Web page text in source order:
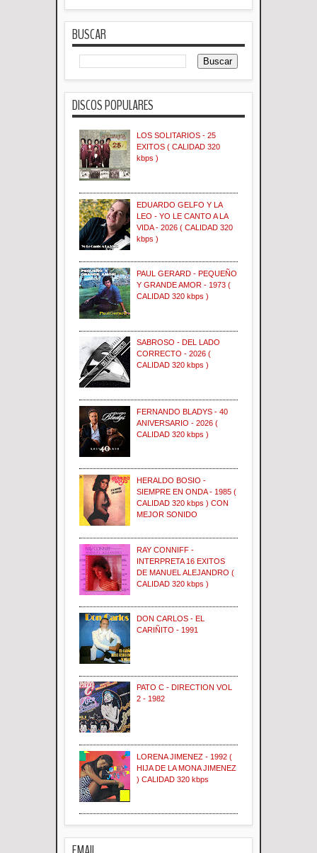
BUSCAR
DISCOS POPULARES
LOS SOLITARIOS - 25
EXITOS ( CALIDAD 320
kbps )
EDUARDO GELFO Y LA
LEO - YO LE CANTO A LA
VIDA - 2026 ( CALIDAD 320
kbps )
PAUL GERARD - PEQUEÑO
Y GRANDE AMOR - 1973 (
CALIDAD 320 kbps )
SABROSO - DEL LADO
CORRECTO - 2026 (
CALIDAD 320 kbps )
FERNANDO BLADYS - 40
ANIVERSARIO - 2026 (
CALIDAD 320 kbps )
HERALDO BOSIO -
SIEMPRE EN ONDA - 1985 (
CALIDAD 320 kbps ) CON
MEJOR SONIDO
RAY CONNIFF -
INTERPRETA 16 EXITOS
DE MANUEL ALEJANDRO (
CALIDAD 320 kbps )
DON CARLOS - EL
CARIÑITO - 1991
PATO C - DIRECTION VOL
2 - 1982
LORENA JIMENEZ - 1992 (
HIJA DE LA MONA JIMENEZ
) CALIDAD 320 kbps